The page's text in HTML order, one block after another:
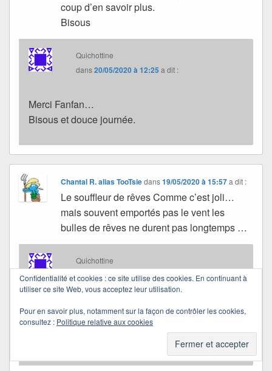
coup d’en savoir plus.
Bisous
Quichottine
dans20/05/2020 à 12:25 a dit :
Merci Fanfan…
Bisous et douce journée.
Chantal R. alias TooTsiedans19/05/2020 à 15:57 a dit :
Le souffleur de rêves Comme c’est joli…
mais souvent emportés pas le vent les
bulles de rêves ne durent pas longtemps …
Quichottine
dans20/05/2020 à 12:26 a dit :
Heureuse de te retrouver…
Tu as raison, elles ne durent pas longtemps, mais
certains arrivent à réaliser le leur…
Confidentialité et cookies : ce site utilise des cookies. En continuant à
utiliser ce site Web, vous acceptez leur utilisation.
Pour en savoir plus, notamment sur la façon de contrôler les cookies,
consultez : Politique relative aux cookies